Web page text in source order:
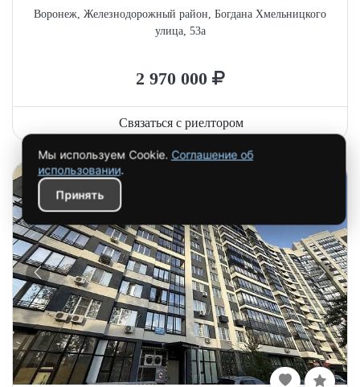
Воронеж, Железнодорожный район, Богдана Хмельницкого
улица, 53а
2 970 000
Связаться с риелтором
Принять